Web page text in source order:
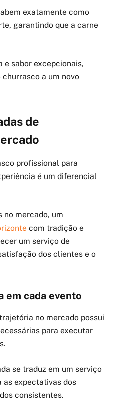
exatamente como
garantindo que a carne
e sabor excepcionais,
a um novo
de
profissional para
é um diferencial
no mercado, um
com tradição e
um serviço de
dos clientes e o
em cada evento
no mercado possui
para executar
se traduz em um serviço
as expectativas dos
consistentes.